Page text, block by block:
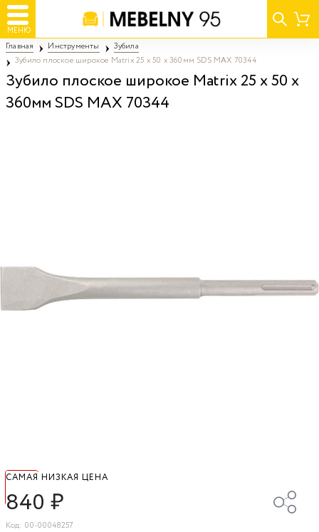
МЕНЮ
Главная Инструменты
Зубила
Зубило плоское широкое Matrix 25 x 50 x 360мм SDS MAX 70344
Зубило плоское широкое Matrix 25 x 50 x
360мм SDS MAX 70344
САМАЯ НИЗКАЯ ЦЕНА
840 ₽
Код: 00-00048257